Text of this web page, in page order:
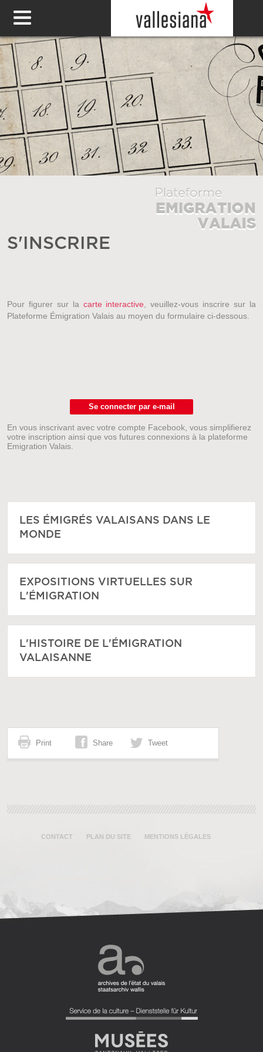
S'INSCRIRE
Pour figurer sur la carte interactive , veuillez-vous inscrire sur la
Plateforme Émigration Valais au moyen du formulaire ci-dessous.
Se connecter par e-mail
En vous inscrivant avec votre compte Facebook, vous simplifierez
votre inscription ainsi que vos futures connexions à la plateforme
Emigration Valais.
LES ÉMIGRÉS VALAISANS DANS LE
MONDE
EXPOSITIONS VIRTUELLES SUR
L'ÉMIGRATION
L'HISTOIRE DE L'ÉMIGRATION
VALAISANNE
Print Share Tweet
CONTACT PLAN DU SITE MENTIONS LÉGALES